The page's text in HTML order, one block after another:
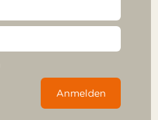
Anmelden